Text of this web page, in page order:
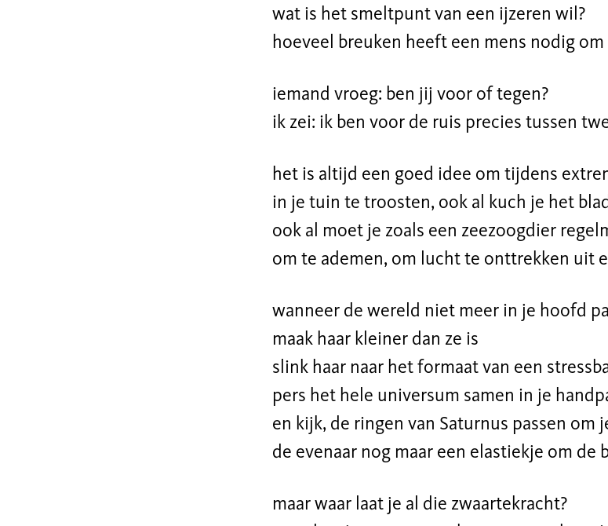
wat is het smeltpunt van een ijzeren wil?
hoeveel breuken heeft een mens nodig om
iemand vroeg: ben jij voor of tegen?
ik zei: ik ben voor de ruis precies tussen
het is altijd een goed idee om tijdens
in je tuin te troosten, ook al kuch je het
ook al moet je zoals een zeezoogdier
om te ademen, om lucht te onttrekken uit
wanneer de wereld niet meer in je hoofd
maak haar kleiner dan ze is
slink haar naar het formaat van een
pers het hele universum samen in je
en kijk, de ringen van Saturnus passen om
de evenaar nog maar een elastiekje om de
maar waar laat je al die zwaartekracht?